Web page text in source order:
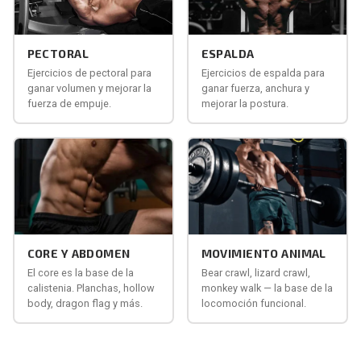
PECTORAL
Ejercicios de pectoral para
ganar volumen y mejorar la
fuerza de empuje.
ESPALDA
Ejercicios de espalda para
ganar fuerza, anchura y
mejorar la postura.
CORE Y ABDOMEN
El core es la base de la
calistenia. Planchas, hollow
body, dragon flag y más.
MOVIMIENTO ANIMAL
Bear crawl, lizard crawl,
monkey walk — la base de la
locomoción funcional.